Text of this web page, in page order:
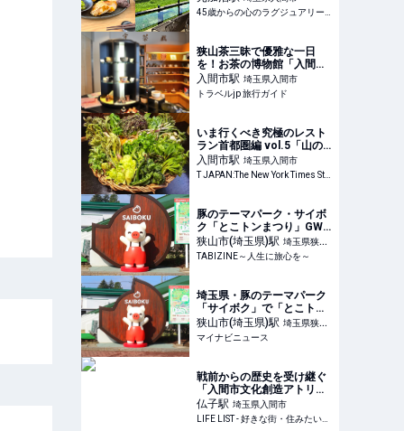
45歳からの心のラグジュアリーメディア
狭山茶三昧で優雅な一日
を！お茶の博物館「入間市
博物館ＡＬＩＴ」 | 埼玉県 |
トラベルjp 旅行ガイド
入間市駅 埼玉県入間市
トラベルjp 旅行ガイド
いま行くべき究極のレスト
ラン首都圏編 vol.5「山の
幸、川の幸 郷土料理とも
ん」（埼玉県・入間市）
入間市駅 埼玉県入間市
T JAPAN:The New York Times Style Magazine 公式サイト
豚のテーマパーク・サイボ
ク「とこトンまつり」GW
に開催！野菜詰め放題や特
別ステージもあり｜埼玉県
狭山市(埼玉県)駅 埼玉県狭山
市
TABIZINE～人生に旅心を～
埼玉県・豚のテーマパーク
「サイボク」で「とこトン
まつり」GWに開催 - 創業
80周年記念
狭山市(埼玉県)駅 埼玉県狭山
市
マイナビニュース
戦前からの歴史を受け継ぐ
「入間市文化創造アトリエ
AMIGO」。市民の文化活動
を支える拠点をご紹介 -
LIFE LIST - 好きな街・住み
仏子駅 埼玉県入間市
LIFE LIST - 好きな街・住みたい街・私の街